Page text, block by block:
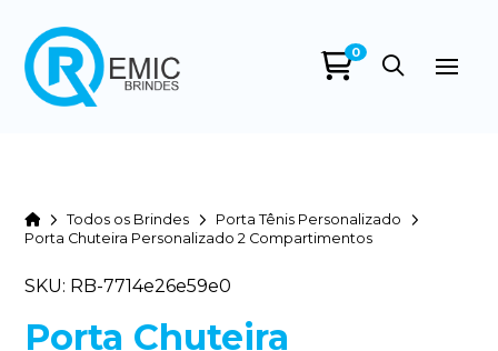
0
HomeTodos os Brindes
Porta Tênis Personalizado
Porta Chuteira Personalizado 2 Compartimentos
SKU: RB-7714e26e59e0
Porta Chuteira